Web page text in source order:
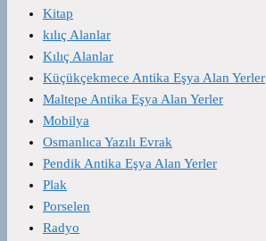
Kitap
kılıç Alanlar
Kılıç Alanlar
Küçükçekmece Antika Eşya Alan Yerler
Maltepe Antika Eşya Alan Yerler
Mobilya
Osmanlıca Yazılı Evrak
Pendik Antika Eşya Alan Yerler
Plak
Porselen
Radyo